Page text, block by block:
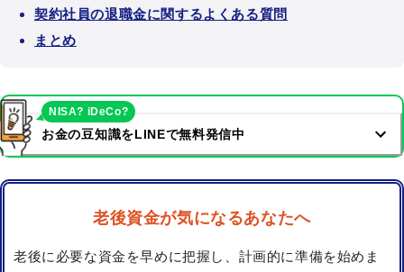
契約社員の退職金に関するよくある質問
まとめ
お金の豆知識をLINEで無料発信中
NISA? iDeCo?
老後資金が気になるあなたへ
老後に必要な資金を早めに把握し、計画的に準備を始めま